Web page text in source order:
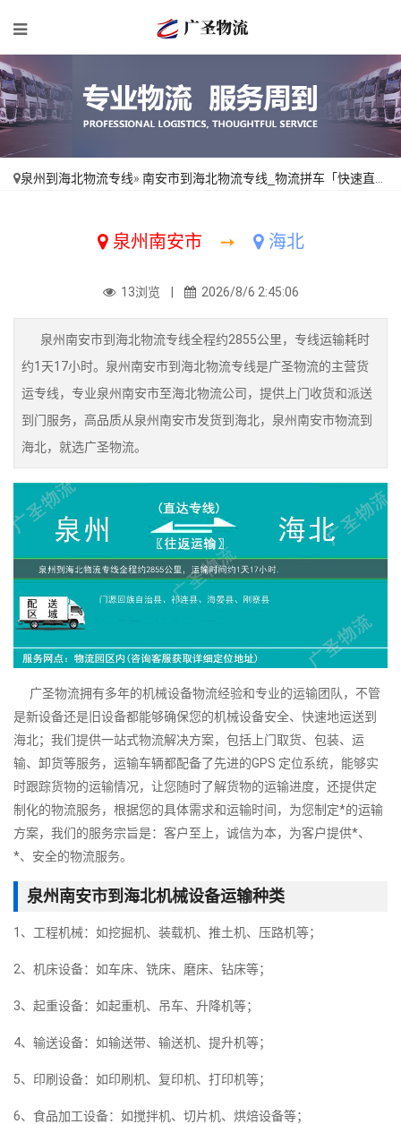
泉州到海北物流专线» 南安市到海北物流专线_物流拼车「快速直达」
泉州南安市 ➙ 海北
13浏览 | 2026/8/6 2:45:06
泉州南安市到海北物流专线全程约2855公里，专线运输耗时
约1天17小时。泉州南安市到海北物流专线是广圣物流的主营货
运专线，专业泉州南安市至海北物流公司，提供上门收货和派送
到门服务，高品质从泉州南安市发货到海北，泉州南安市物流到
海北，就选广圣物流。
广圣物流拥有多年的机械设备物流经验和专业的运输团队，不管
是新设备还是旧设备都能够确保您的机械设备安全、快速地运送到
海北；我们提供一站式物流解决方案，包括上门取货、包装、运
输、卸货等服务，运输车辆都配备了先进的GPS 定位系统，能够实
时跟踪货物的运输情况，让您随时了解货物的运输进度，还提供定
制化的物流服务，根据您的具体需求和运输时间，为您制定*的运输
方案，我们的服务宗旨是：客户至上，诚信为本，为客户提供*、
*、安全的物流服务。
泉州南安市到海北机械设备运输种类
1、工程机械：如挖掘机、装载机、推土机、压路机等；
2、机床设备：如车床、铣床、磨床、钻床等；
3、起重设备：如起重机、吊车、升降机等；
4、输送设备：如输送带、输送机、提升机等；
5、印刷设备：如印刷机、复印机、打印机等；
6、食品加工设备：如搅拌机、切片机、烘焙设备等；